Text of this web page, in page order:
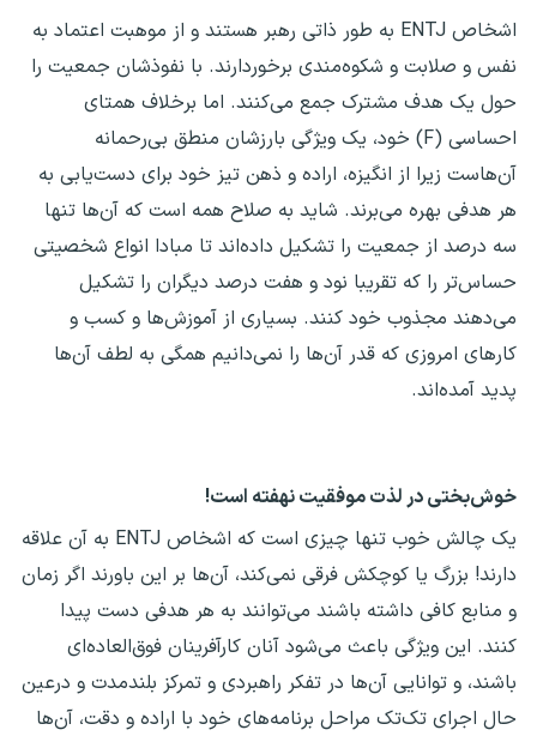
اشخاص ENTJ به طور ذاتی رهبر هستند و از موهبت اعتماد ‌به
نفس و صلابت و شکوه‌مندی برخوردارند. با نفوذشان جمعیت را
حول یک هدف مشترک جمع می‌کنند. اما برخلاف همتای
احساسی (F) خود، یک ویژگی بارزشان منطق بی‌رحمانه
آن‌هاست زیرا از انگیزه، اراده و ذهن تیز خود برای دست‌یابی به
هر هدفی بهره می‌برند. شاید به صلاح همه است که آن‌ها تنها
سه درصد از جمعیت را تشکیل داده‌اند تا مبادا انواع شخصیتی
حساس‌تر را که تقریبا نود و هفت درصد دیگران را تشکیل
می‌دهند مجذوب خود کنند. بسیاری از آموزش‌ها و کسب و
کارهای امروزی که قدر آن‌ها را نمی‌دانیم همگی به لطف آن‌ها
پدید آمده‌اند.
خوش‌بختی در لذت موفقیت نهفته است!
یک چالش خوب تنها چیزی است که اشخاص ENTJ به آن علاقه
دارند! بزرگ یا کوچکش فرقی نمی‌کند، آن‌ها بر این باورند اگر زمان
و منابع کافی داشته باشند می‌توانند به هر هدفی دست پیدا
کنند. این ویژگی باعث می‌شود آنان کارآفرینان فوق‌العاده‌ای
باشند، و توانایی آن‌ها در تفکر راهبردی و تمرکز بلندمدت و درعین
حال اجرای تک‌تک مراحل برنامه‌های خود با اراده و دقت، آن‌ها